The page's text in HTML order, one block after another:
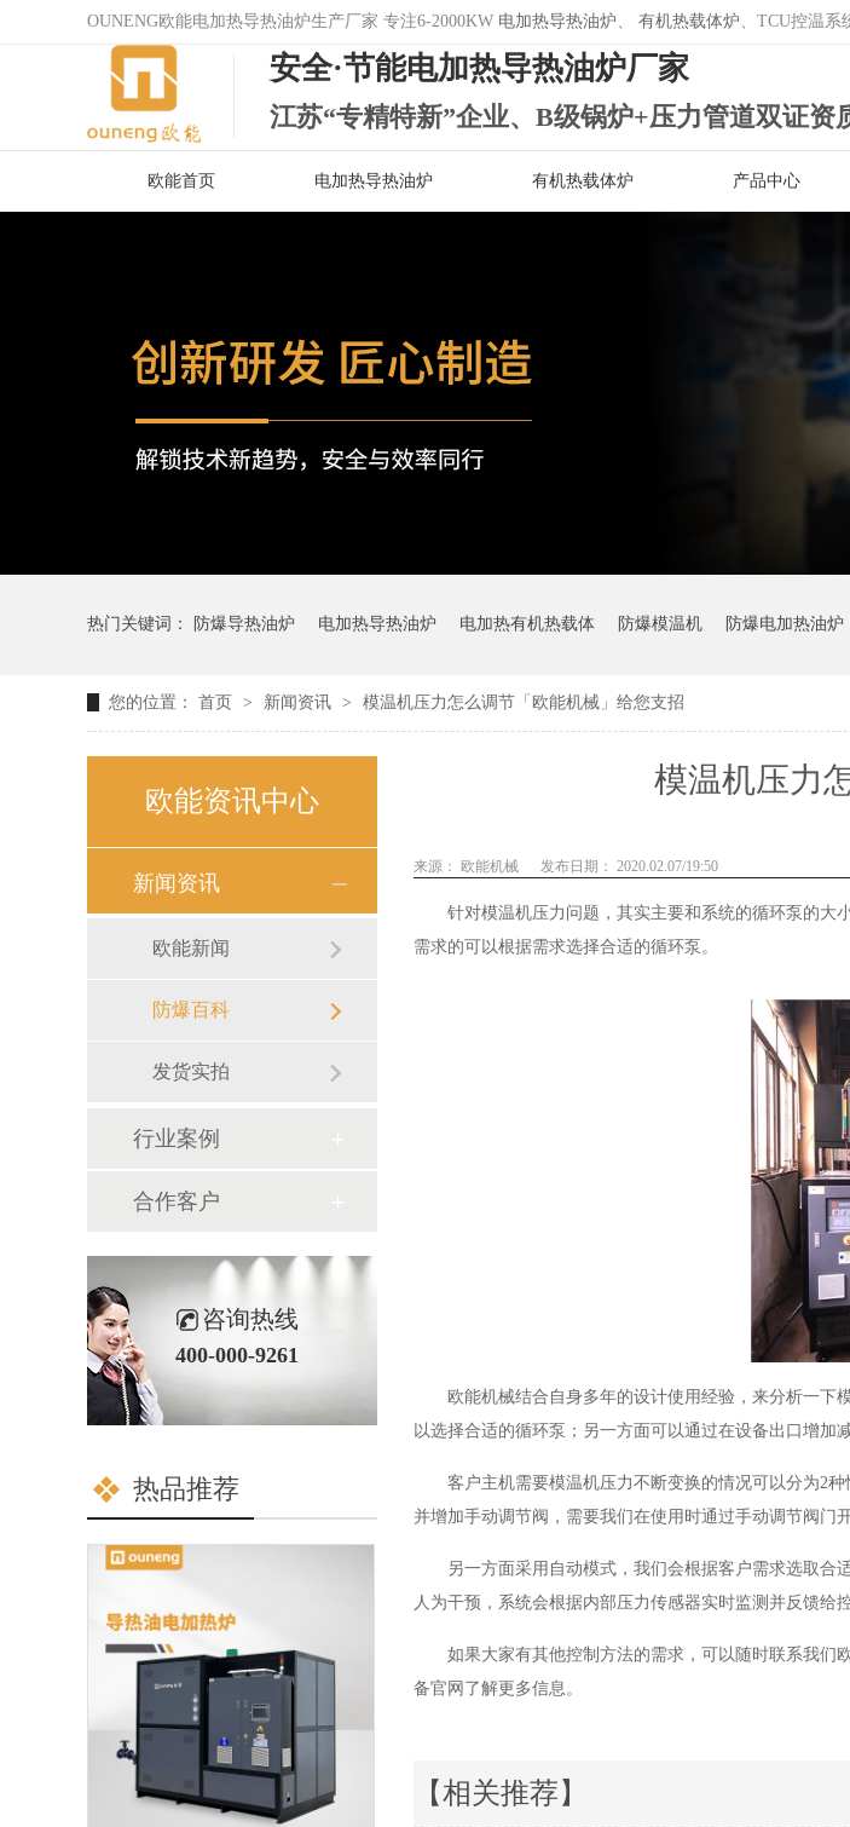
OUNENG欧能电加热导热油炉生产厂家 专注6-2000KW 电加热导热油炉 、 有机热载体炉 、TCU控温系
安全·节能电加热导热油炉厂家
江苏“专精特新”企业、B级锅炉+压力管道双证资
欧能首页 电加热导热油炉 有机热载体炉 产品中心
热门关键词： 防爆导热油炉 电加热导热油炉 电加热有机热载体 防爆模温机 防爆电加热油炉
您的位置： 首页 > 新闻资讯 > 模温机压力怎么调节「欧能机械」给您支招
模温机压力
来源： 欧能机械 发布日期： 2020.02.07/19:50
针对模温机压力问题，其实主要和系统的循环泵的大
需求的可以根据需求选择合适的循环泵。
欧能机械结合自身多年的设计使用经验，来分析一下
以选择合适的循环泵；另一方面可以通过在设备出口增加
客户主机需要模温机压力不断变换的情况可以分为2
并增加手动调节阀，需要我们在使用时通过手动调节阀门
另一方面采用自动模式，我们会根据客户需求选取
人为干预，系统会根据内部压力传感器实时监测并反馈给
如果大家有其他控制方法的需求，可以随时联系我们
备官网了解更多信息。
【相关推荐】
欧能资讯中心
新闻资讯
欧能新闻
防爆百科
发货实拍
行业案例
合作客户
咨询热线
400-000-9261
热品推荐